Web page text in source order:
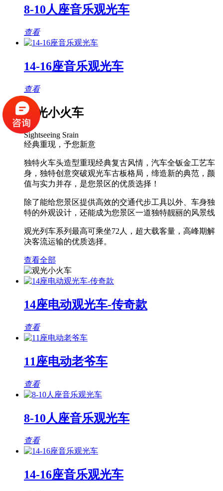
8-10人座音乐观光车
查看
14-16座音乐观光车
查看
观光小火车
Sightseeing Srain
经典重现，予您新意
独特火车头造型重现经典复古风情，汽车全钣金工艺车
身，独特创意突破观光车古板格局，缔造新的典范，颜
值与实力并存，是您景区的优质选择！
除了能给您景区提供高效的交通代步工具以外、车身独
特的外观设计，还能成为您景区一道独特靓丽的风景线
观光列车系列最高可乘坐72人，超大载客量，高峰期解
决客流运输的优质选择。
查看全部
14座电动观光车-传奇款
查看
11座电动老爷车
查看
8-10人座音乐观光车
查看
14-16座音乐观光车